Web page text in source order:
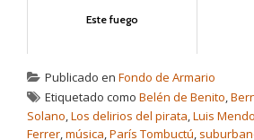
Este fuego
Publicado en Fondo de Armario
Etiquetado como Belén de Benito,
Solano,Los delirios del pirata,Luis Mendo
Ferrer,música,París Tombuctú,